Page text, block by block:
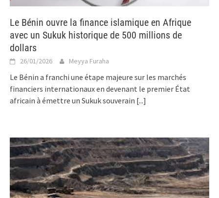
Le Bénin ouvre la finance islamique en Afrique
avec un Sukuk historique de 500 millions de
dollars
26/01/2026 Meyya Furaha
Le Bénin a franchi une étape majeure sur les marchés
financiers internationaux en devenant le premier État
africain à émettre un Sukuk souverain [...]